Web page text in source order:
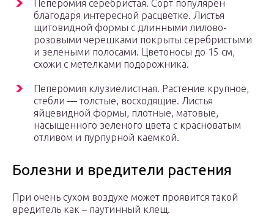
Пеперомия серебристая. Сорт популярен
благодаря интересной расцветке. Листья
щитовидной формы с длинными лилово-
розовыми черешками покрыты серебристыми
и зелеными полосами. Цветоносы до 15 см,
схожи с метелками подорожника.
Пеперомия клузиелистная. Растение крупное,
стебли — толстые, восходящие. Листья
яйцевидной формы, плотные, матовые,
насыщенного зеленого цвета с красноватым
отливом и пурпурной каемкой.
Болезни и вредители растения
При очень сухом воздухе может проявится такой
вредитель как – паутинный клещ.